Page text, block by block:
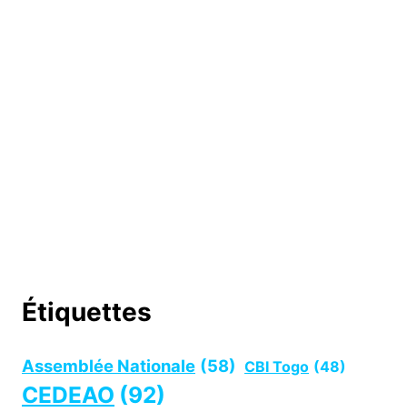
Étiquettes
Assemblée Nationale (58) CBI Togo (48)
CEDEAO (92)